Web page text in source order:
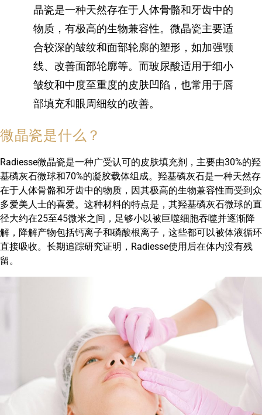
晶瓷是一种天然存在于人体骨骼和牙齿中的
物质，有极高的生物兼容性。微晶瓷主要适
合较深的皱纹和面部轮廓的塑形，如加强颚
线、改善面部轮廓等。而玻尿酸适用于细小
皱纹和中度至重度的皮肤凹陷，也常用于唇
部填充和眼周细纹的改善。
微晶瓷是什么？
Radiesse微晶瓷是一种广受认可的皮肤填充剂，主要由30%的羟
基磷灰石微球和70%的凝胶载体组成。羟基磷灰石是一种天然存
在于人体骨骼和牙齿中的物质，因其极高的生物兼容性而受到众
多爱美人士的喜爱。这种材料的特点是，其羟基磷灰石微球的直
径大约在25至45微米之间，足够小以被巨噬细胞吞噬并逐渐降
解，降解产物包括钙离子和磷酸根离子，这些都可以被体液循环
直接吸收。长期追踪研究证明，Radiesse使用后在体内没有残
留。